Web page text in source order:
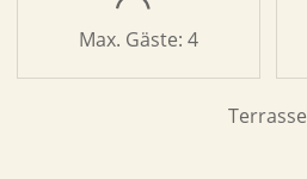
Max. Gäste: 4
Terrasse